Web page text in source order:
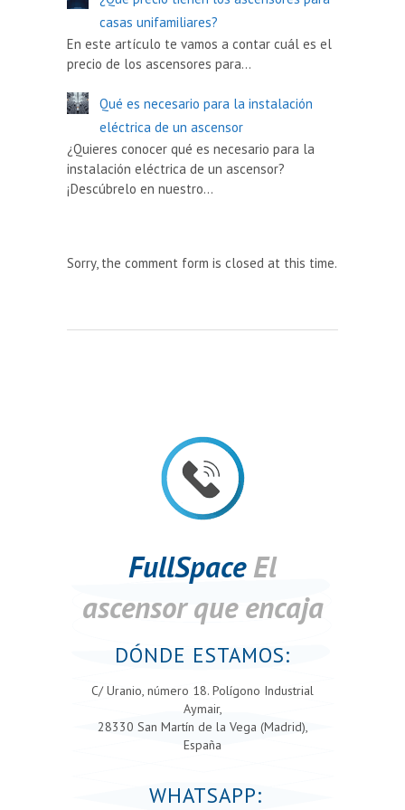
casas unifamiliares?
En este artículo te vamos a contar cuál es el
precio de los ascensores para…
Qué es necesario para la instalación
eléctrica de un ascensor
¿Quieres conocer qué es necesario para la
instalación eléctrica de un ascensor?
¡Descúbrelo en nuestro…
Sorry, the comment form is closed at this time.
FullSpaceEl
ascensor que encaja
DÓNDE ESTAMOS:
C/ Uranio, número 18. Polígono Industrial
Aymair,
28330 San Martín de la Vega (Madrid),
España
WHATSAPP: